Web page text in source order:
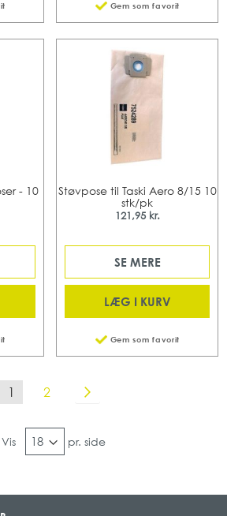
Gem som favorit
- 10
Støvpose til Taski Aero 8/15 10
stk/pk
121,95 kr.
SE MERE
LÆG I KURV
Gem som favorit
SideDu læser i øjeblikket side
1 Side
2
Vis pr. side